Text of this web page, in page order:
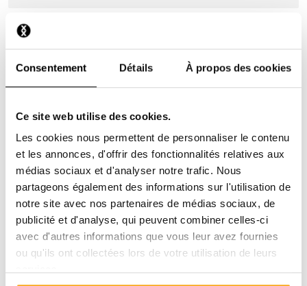
Consentement Détails À propos des cookies
Ce site web utilise des cookies.
Les cookies nous permettent de personnaliser le contenu
et les annonces, d'offrir des fonctionnalités relatives aux
médias sociaux et d'analyser notre trafic. Nous
partageons également des informations sur l'utilisation de
notre site avec nos partenaires de médias sociaux, de
publicité et d'analyse, qui peuvent combiner celles-ci
avec d'autres informations que vous leur avez fournies
ou qu'ils ont collectées lors de votre utilisation de leurs
Comment puis-je me désinscrire du courrier
d'information?
Comment puis-je supprimer mes données ?
Contacte-nous
Nous sommes à votre disposition 24 h/24 et 7 j/7 !
Utilisez notre chatbot pour obtenir une réponse rapide.
Cliquez sur « Nous contacter », sélectionnez votre type